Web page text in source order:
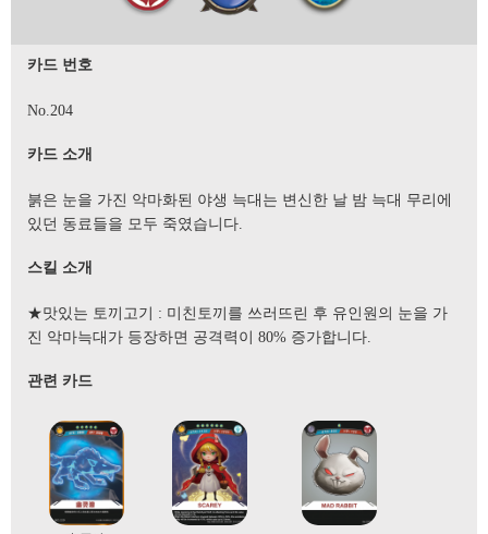
카드 번호
No.204
카드 소개
붉은 눈을 가진 악마화된 야생 늑대는 변신한 날 밤 늑대 무리에
있던 동료들을 모두 죽였습니다.
스킬 소개
★맛있는 토끼고기 : 미친토끼를 쓰러뜨린 후 유인원의 눈을 가
진 악마늑대가 등장하면 공격력이 80% 증가합니다.
관련 카드